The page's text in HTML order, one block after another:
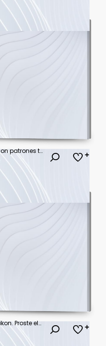
Fondo beige suave y cremoso con patrones texturizados sutiles
Zestaw serc - kolekcja płaskich ikon. Proste elementy do projektów - serce, miłość, walentynka, zdrowie, troska.